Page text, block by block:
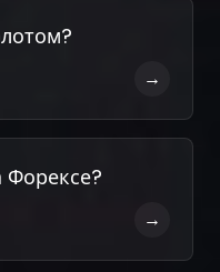
→
Форексе?
→